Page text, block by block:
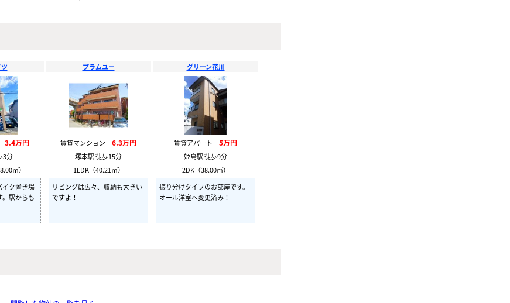
3.4万円
3分
㎡）
イク置き場
。駅からも
プラムユー
賃貸マンション 6.3万円
塚本駅 徒歩15分
1LDK（40.21㎡）
リビングは広々、収納も大きい
ですよ！
グリーン花川
賃貸アパート 5万円
姫島駅 徒歩9分
2DK（38.00㎡）
振り分けタイプのお部屋です。
オール洋室へ変更済み！